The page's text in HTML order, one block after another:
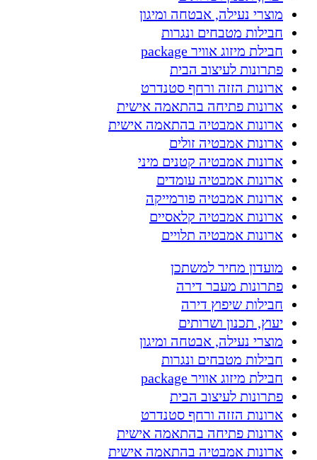
מוצרי נעילה, אבטחה ומיגון
חבילות מטבחים ונגרות
חבילת מיזוג אוויר package
פתרונות לעיצוב הבית
ארונות הזזה ורחף סטנדרט
ארונות פתיחה בהתאמה אישית
ארונות אמבטיה בהתאמה אישית
ארונות אמבטיה זולים
ארונות אמבטיה קטנים מיני
ארונות אמבטיה עומדים
ארונות אמבטיה פורמייקה
ארונות אמבטיה קלאסיים
ארונות אמבטיה תלויים
מועדון מחיר למשתכן
פתרונות מעבר דירה
חבילות שיפוץ דירה
יעוץ, תכנון ושרותים
מוצרי נעילה, אבטחה ומיגון
חבילות מטבחים ונגרות
חבילת מיזוג אוויר package
פתרונות לעיצוב הבית
ארונות הזזה ורחף סטנדרט
ארונות פתיחה בהתאמה אישית
ארונות אמבטיה בהתאמה אישית